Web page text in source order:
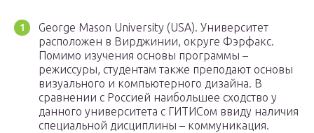
George Mason University (USA). Университет
расположен в Вирджинии, округе Фэрфакс.
Помимо изучения основы программы –
режиссуры, студентам также преподают основы
визуального и компьютерного дизайна. В
сравнении с Россией наибольшее сходство у
данного университета с ГИТИСом ввиду наличия
специальной дисциплины – коммуникация.